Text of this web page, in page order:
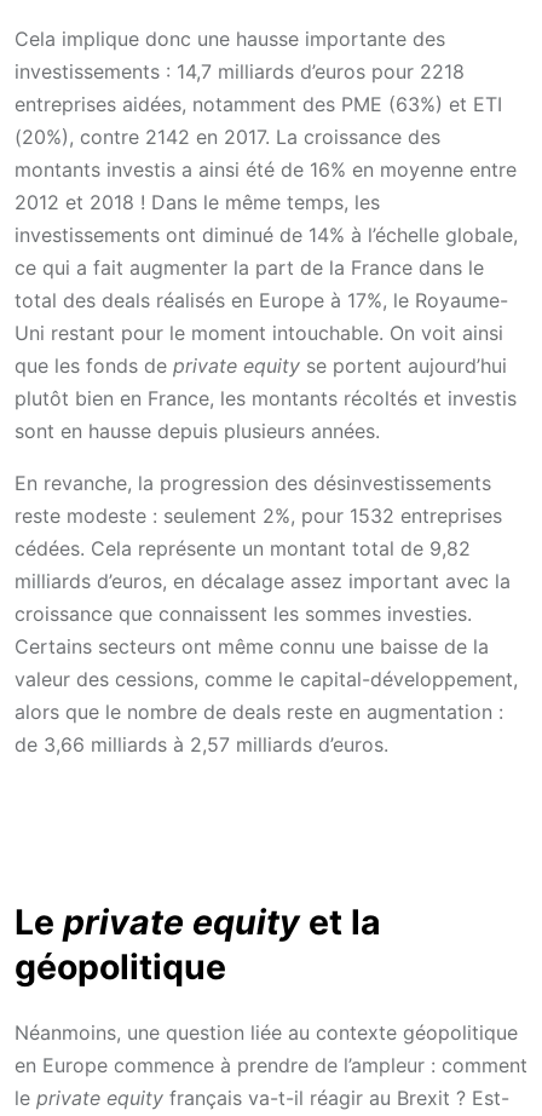
Cela implique donc une hausse importante des
investissements : 14,7 milliards d’euros pour 2218
entreprises aidées, notamment des PME (63%) et ETI
(20%), contre 2142 en 2017. La croissance des
montants investis a ainsi été de 16% en moyenne entre
2012 et 2018 ! Dans le même temps, les
investissements ont diminué de 14% à l’échelle globale,
ce qui a fait augmenter la part de la France dans le
total des deals réalisés en Europe à 17%, le Royaume-
Uni restant pour le moment intouchable. On voit ainsi
que les fonds de private equity se portent aujourd’hui
plutôt bien en France, les montants récoltés et investis
sont en hausse depuis plusieurs années.
En revanche, la progression des désinvestissements
reste modeste : seulement 2%, pour 1532 entreprises
cédées. Cela représente un montant total de 9,82
milliards d’euros, en décalage assez important avec la
croissance que connaissent les sommes investies.
Certains secteurs ont même connu une baisse de la
valeur des cessions, comme le capital-développement,
alors que le nombre de deals reste en augmentation :
de 3,66 milliards à 2,57 milliards d’euros.
Le private equityet la
géopolitique
Néanmoins, une question liée au contexte géopolitique
en Europe commence à prendre de l’ampleur : comment
le private equity français va-t-il réagir au Brexit ? Est-